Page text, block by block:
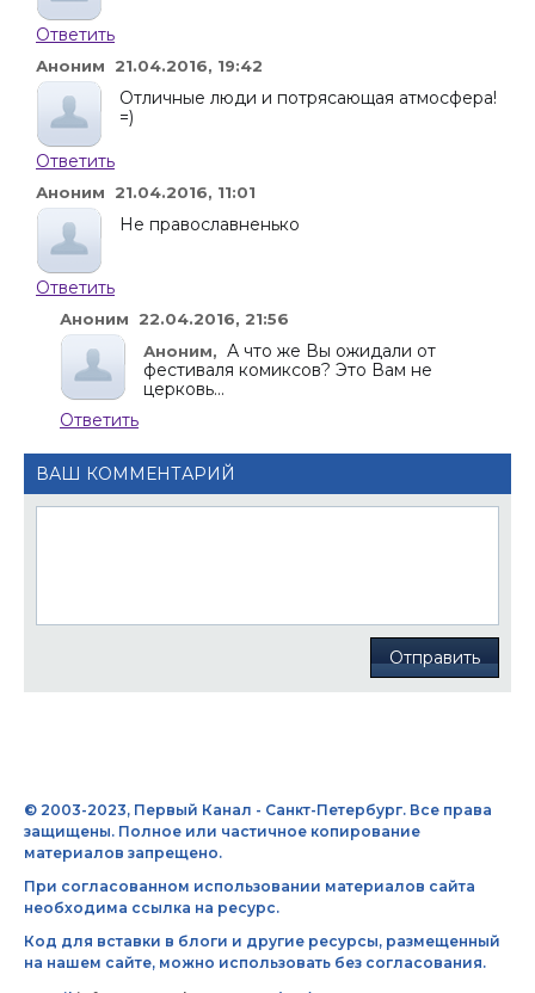
Ответить
Аноним 21.04.2016, 19:42
Отличные люди и потрясающая атмосфера!
=)
Ответить
Аноним 21.04.2016, 11:01
Не православненько
Ответить
Аноним 22.04.2016, 21:56
Аноним, А что же Вы ожидали от
фестиваля комиксов? Это Вам не
церковь...
Ответить
ВАШ КОММЕНТАРИЙ
Отправить
© 2003-2023, Первый Канал - Санкт-Петербург. Все права
защищены. Полное или частичное копирование
материалов запрещено.
При согласованном использовании материалов сайта
необходима ссылка на ресурс.
Код для вставки в блоги и другие ресурсы, размещенный
на нашем сайте, можно использовать без согласования.